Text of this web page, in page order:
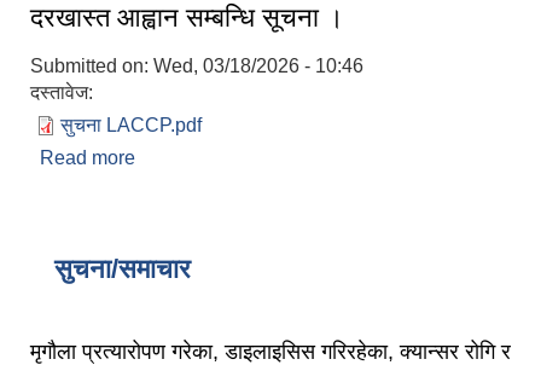
दरखास्त आह्वान सम्बन्धि सूचना ।
Submitted on: Wed, 03/18/2026 - 10:46
दस्तावेज:
सुचना LACCP.pdf
Read more
सुचना/समाचार
मृगौला प्रत्यारोपण गरेका, डाइलाइसिस गरिरहेका, क्यान्सर रोगि र